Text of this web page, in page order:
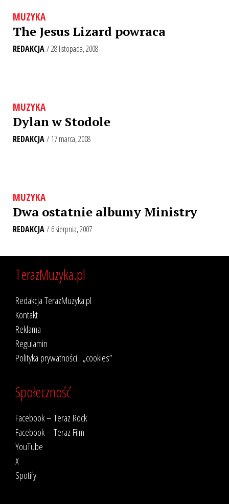
MUZYKA
The Jesus Lizard powraca
REDAKCJA/ 28 listopada, 2008
MUZYKA
Dylan w Stodole
REDAKCJA/ 17 marca, 2008
MUZYKA
Dwa ostatnie albumy Ministry
REDAKCJA/ 6 sierpnia, 2007
TerazMuzyka.pl
Redakcja TerazMuzyka.pl
Kontakt
Reklama
Regulamin
Polityka prywatności i „cookies”
Społeczność
Facebook – Teraz Rock
Facebook – Teraz Film
YouTube
X
Spotify